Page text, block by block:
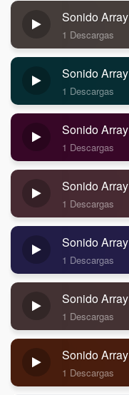
Sonido Array
1 Descargas
Sonido Array
1 Descargas
Sonido Array
1 Descargas
Sonido Array
1 Descargas
Sonido Array
1 Descargas
Sonido Array
1 Descargas
Sonido Array
1 Descargas